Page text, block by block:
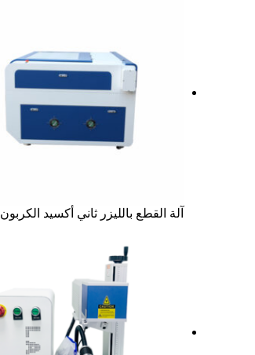
آلة القطع بالليزر ثاني أكسيد الكربون